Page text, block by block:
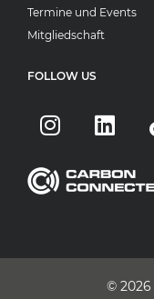
Termine und Events
Mitgliedschaft
FOLLOW US
© 2026